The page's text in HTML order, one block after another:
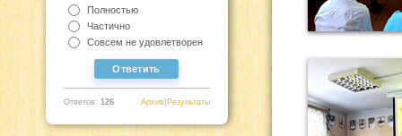
Полностью
Частично
Совсем не удовлетворен
Ответов: 126 Результаты
|
Архив